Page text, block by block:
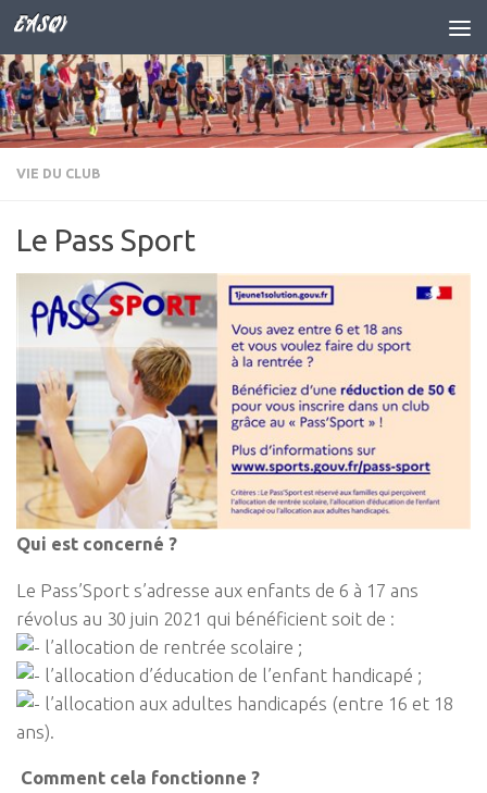
Skip to content
EASQY
VIE DU CLUB
Le Pass Sport
Qui est concerné ?
Le Pass’Sport s’adresse aux enfants de 6 à 17 ans
révolus au 30 juin 2021 qui bénéficient soit de :
l’allocation de rentrée scolaire ;
l’allocation d’éducation de l’enfant handicapé ;
l’allocation aux adultes handicapés (entre 16 et 18
ans).
Comment cela fonctionne ?